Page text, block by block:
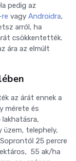
pedig az
re vagy Androidra,
arról, ha
csökkentették.
ára az elmúlt
az árát ennek a
mérete és
üzem, telephely,
25 percre
55 ak/ha